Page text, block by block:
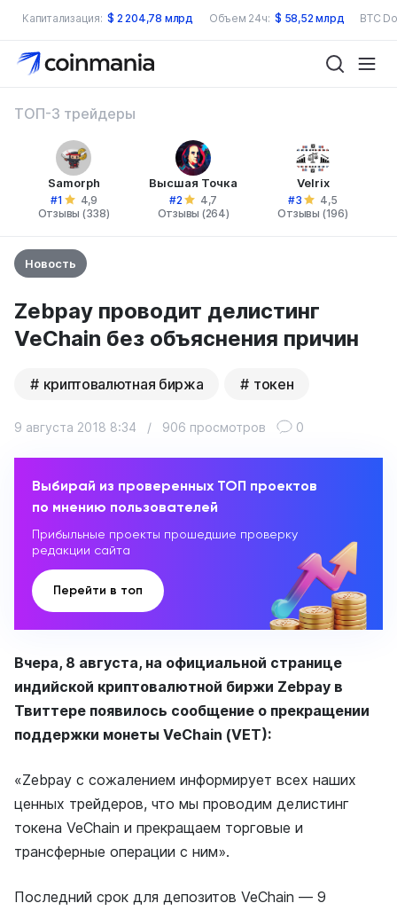
Капитализация: $ 2 204,78 млрд Объем 24ч: $ 58,52 млрд BTC
ТОП-3 трейдеры
Samorph
#1
4,9
Отзывы (338)
Высшая Точка
#2
4,7
Отзывы (264)
Velrix
#3
4,5
Отзывы (196)
Новость
Zebpay проводит делистинг
VeChain без объяснения причин
криптовалютная биржа токен
9 августа 2018 8:34 / 906 просмотров 0
Выбирай из проверенных ТОП проектов
по мнению пользователей
Прибыльные проекты прошедшие проверку
редакции сайта
Перейти в топ
Вчера, 8 августа, на официальной странице
индийской криптовалютной биржи Zebpay в
Твиттере появилось сообщение о прекращении
поддержки монеты VeChain (VET):
«Zebpay с сожалением информирует всех наших
ценных трейдеров, что мы проводим делистинг
токена VeChain и прекращаем торговые и
трансферные операции с ним».
Последний срок для депозитов VeChain — 9